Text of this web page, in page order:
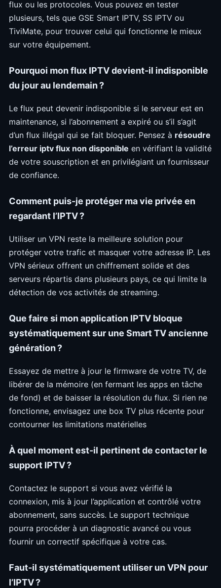
flux ou les protocoles. Vous pouvez en tester
plusieurs, tels que GSE Smart IPTV, SS IPTV ou
TiviMate, pour trouver celui qui fonctionne le mieux
sur votre équipement.
Pourquoi mon flux IPTV devient-il indisponible
du jour au lendemain ?
Le flux peut devenir indisponible si le serveur est en
maintenance, si l’abonnement a expiré ou s’il s’agit
d’un flux illégal qui se fait bloquer. Pensez à résoudre
l’erreur iptv flux non disponible en vérifiant la validité
de votre souscription et en privilégiant un fournisseur
de confiance.
Comment puis-je protéger ma vie privée en
regardant l’IPTV ?
Utiliser un VPN reste la meilleure solution pour
protéger votre trafic et masquer votre adresse IP. Les
VPN sérieux offrent un chiffrement solide et des
serveurs répartis dans plusieurs pays, ce qui limite la
détection de vos activités de streaming.
Que faire si mon application IPTV bloque
systématiquement sur une Smart TV ancienne
génération ?
Essayez de mettre à jour le firmware de votre TV, de
libérer de la mémoire (en fermant les apps en tâche
de fond) et de baisser la résolution du flux. Si rien ne
fonctionne, envisagez une box TV plus récente pour
contourner les limitations matérielles
À quel moment est-il pertinent de contacter le
support IPTV ?
Contactez le support si vous avez vérifié la
connexion, mis à jour l’application et contrôlé votre
abonnement, sans succès. Le support technique
pourra procéder à un diagnostic avancé ou vous
fournir un correctif spécifique à votre cas.
Faut-il systématiquement utiliser un VPN pour
l’IPTV ?